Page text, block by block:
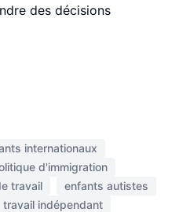
des décisions
internationaux
d'immigration
travail
enfants autistes
travail indépendant